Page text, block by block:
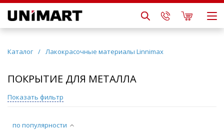
Каталог / Лакокрасочные материалы Linnimax
ПОКРЫТИЕ ДЛЯ МЕТАЛЛА
по популярности
Показать фильтр